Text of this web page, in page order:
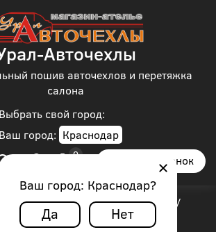
Выбрать свой город:
Ваш город: Краснодар
Ваш город: Краснодар?
Да Нет
Авточехлы
пошив авточехлов и перетяжка
салона
Заказать звонок
чехлов / Автобус / ПАЗ
/
ПАЗ экокожа "Веном"